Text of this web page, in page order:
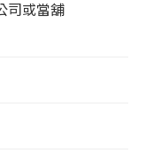
司或當舖